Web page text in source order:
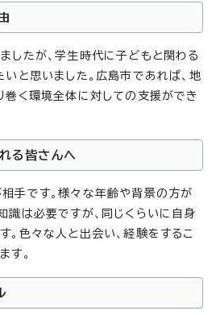
したが、学生時代に子どもと関わる
いと思いました。広島市であれば、地
巻く環境全体に対しての支援ができ
る皆さんへ
手です。様々な年齢や背景の方が
識は必要ですが、同じくらいに自身
。色々な人と出会い、経験をするこ
す。